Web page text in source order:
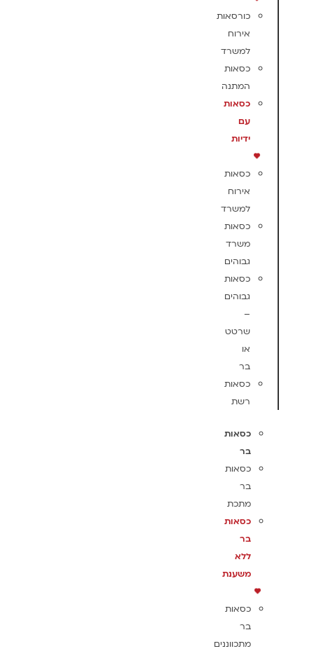
כורסאות
אירוח
למשרד
כסאות
המתנה
כסאות
עם
ידיות
כסאות
אירוח
למשרד
כסאות
משרד
גבוהים
כסאות
גבוהים
–
שרטט
או
בר
כסאות
רשת
כסאות
בר
כסאות
בר
מתכת
כסאות
בר
ללא
משענת
כסאות
בר
מתכווננים